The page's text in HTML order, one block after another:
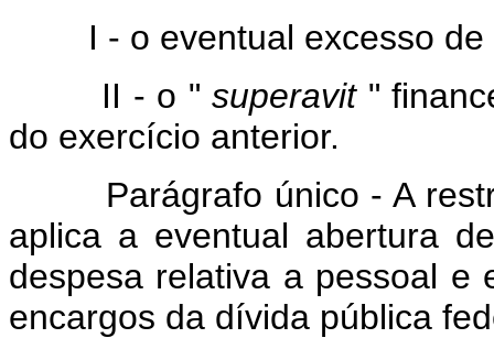
I - o eventual excesso de
II - o " superavit"
do exercício anterior.
Parágrafo único - A
aplica a eventual abertura
despesa relativa a pessoal e
encargos da dívida pública